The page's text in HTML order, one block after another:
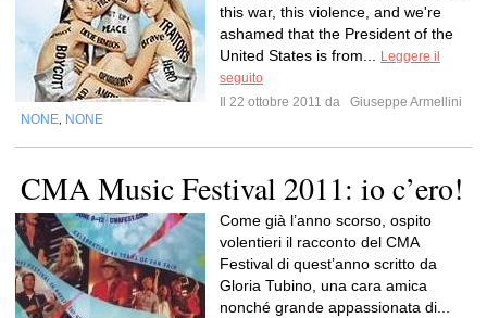
this war, this violence, and we're
ashamed that the President of the
United States is from...
Leggere il
seguito
Il 22 ottobre 2011 da
Giuseppe Armellini
NONE NONE
CMA Music Festival 2011: io c’ero!
Come già l’anno scorso, ospito
volentieri il racconto del CMA
Festival di quest’anno scritto da
Gloria Tubino, una cara amica
nonché grande appassionata di...